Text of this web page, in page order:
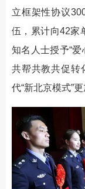
立框架性协议
伍，累计向42家
知名人士授予“爱
共帮共教共促转
代“新北京模式”更